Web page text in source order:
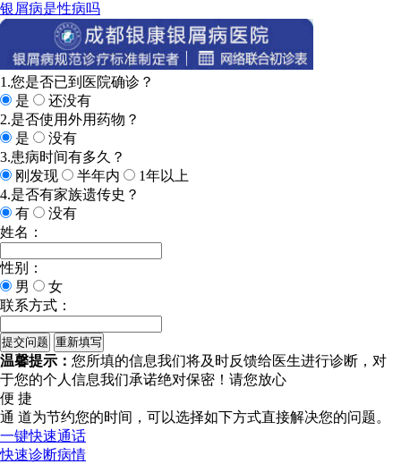
银屑病是性病吗
1.您是否已到医院确诊？
是
还没有
2.是否使用外用药物？
是
没有
3.患病时间有多久？
刚发现
半年内
1年以上
4.是否有家族遗传史？
有
没有
姓名：
性别：
男
女
联系方式：
温馨提示： 您所填的信息我们将及时反馈给医生进行诊断，对
于您的个人信息我们承诺绝对保密！请您放心
便 捷
通 道为节约您的时间，可以选择如下方式直接解决您的问题。
一键快速通话
快速诊断病情